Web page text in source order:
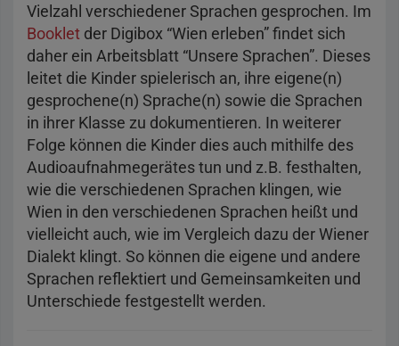
Vielzahl verschiedener Sprachen gesprochen. Im
Booklet der Digibox “Wien erleben” findet sich
daher ein Arbeitsblatt “Unsere Sprachen”. Dieses
leitet die Kinder spielerisch an, ihre eigene(n)
gesprochene(n) Sprache(n) sowie die Sprachen
in ihrer Klasse zu dokumentieren. In weiterer
Folge können die Kinder dies auch mithilfe des
Audioaufnahmegerätes tun und z.B. festhalten,
wie die verschiedenen Sprachen klingen, wie
Wien in den verschiedenen Sprachen heißt und
vielleicht auch, wie im Vergleich dazu der Wiener
Dialekt klingt. So können die eigene und andere
Sprachen reflektiert und Gemeinsamkeiten und
Unterschiede festgestellt werden.